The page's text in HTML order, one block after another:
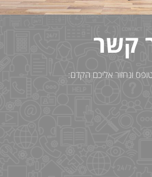
קשר
ונחזור אליכם הקדם: